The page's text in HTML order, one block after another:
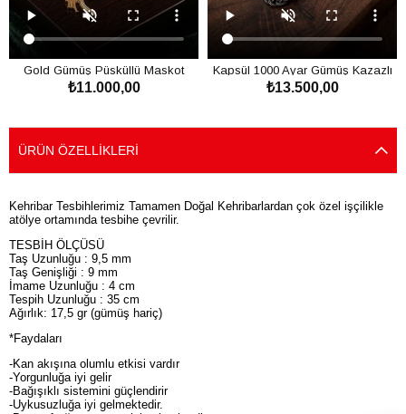
Gold Gümüş Püsküllü Maskot
Kaya Damla Kehribar Tesbih
₺11.000,00
Kapsül 1000 Ayar Gümüş Kazazlı
Damla Kehribar Tesbih
₺13.500,00
ÜRÜN ÖZELLIKLERI
Kehribar Tesbihlerimiz Tamamen Doğal Kehribarlardan çok özel işçilikle
atölye ortamında tesbihe çevrilir.
TESBİH ÖLÇÜSÜ
Taş Uzunluğu : 9,5 mm
Taş Genişliği : 9 mm
İmame Uzunluğu : 4 cm
Tespih Uzunluğu : 35 cm
Ağırlık: 17,5 gr (gümüş hariç)
*Faydaları
-Kan akışına olumlu etkisi vardır
-Yorgunluğa iyi gelir
-Bağışıklı sistemini güçlendirir
-Uykusuzluğa iyi gelmektedir.